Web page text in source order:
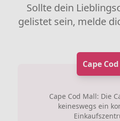
Sollte dein
gelistet sein, melde
Cape
Cape Cod Mall: Die
keineswegs ein